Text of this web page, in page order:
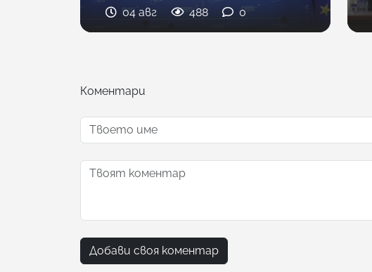
04 авг 488 0
Коментари
Добави своя коментар